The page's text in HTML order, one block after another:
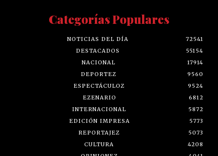
Categorías Populares
NOTICIAS DEL DÍA
72541
DESTACADOS
55154
NACIONAL
17914
DEPORTEZ
9560
ESPECTÁCULOZ
9524
EZENARIO
6812
INTERNACIONAL
5872
EDICIÓN IMPRESA
5773
REPORTAJEZ
5073
CULTURA
4208